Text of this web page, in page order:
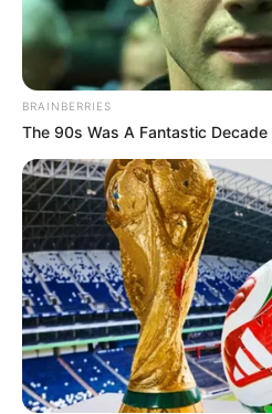
BRAINBERRIES
The 90s Was A Fantastic